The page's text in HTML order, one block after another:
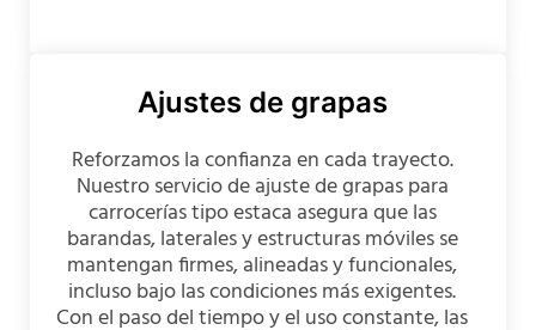
Ajustes de grapas
Reforzamos la confianza en cada trayecto.
Nuestro servicio de ajuste de grapas para
carrocerías tipo estaca asegura que las
barandas, laterales y estructuras móviles se
mantengan firmes, alineadas y funcionales,
incluso bajo las condiciones más exigentes.
Con el paso del tiempo y el uso constante, las